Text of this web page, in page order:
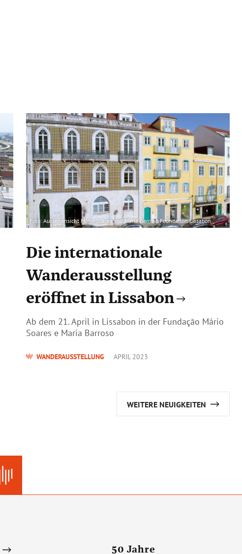
Foto: Aussenansicht Mário Soares and Maria Barroso Foundation Lissabon
Die internationale
Wanderausstellung
eröffnet in Lissabon
Ab dem 21. April in Lissabon in der Fundação Mário
Soares e Maria Barroso
WANDERAUSSTELLUNG APRIL 2023
WEITERE NEUIGKEITEN
50 Jahre